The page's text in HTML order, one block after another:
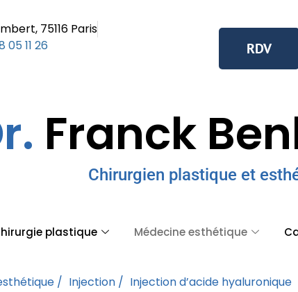
75116 Paris
05 11 26
RDV
Franck
Chirurgien plastique et
plastique Médecine esthétique
/ Injection / Injection d’acide hyaluronique